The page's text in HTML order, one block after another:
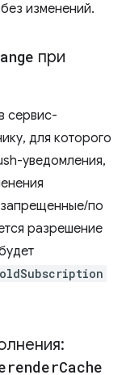
изменений.
при
сервис-
для которого
уведомления,
по
разрешение
oldSubscription
Cache